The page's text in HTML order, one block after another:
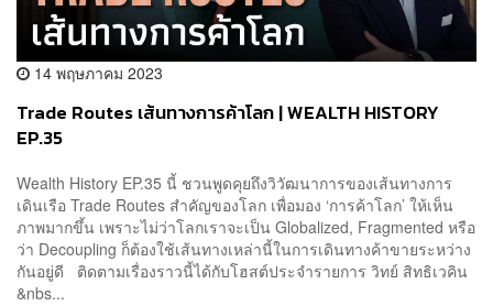
14 พฤษภาคม 2023
Trade Routes เส้นทางการค้าโลก | WEALTH HISTORY
EP.35
Wealth History EP.35 นี้ ชวนพูดคุยถึงวิวัฒนาการของเส้นทางการ
เดินเรือ Trade Routes สำคัญของโลก เพื่อมอง ‘การค้าโลก’ ให้เห็น
ภาพมากขึ้น เพราะไม่ว่าโลกเราจะเป็น Globalized, Fragmented หรือ
ว่า Decoupling ก็ต้องใช้เส้นทางเหล่านี้ในการเดินทางค้าขายระหว่าง
กันอยู่ดี ติดตามเรื่องราวนี้ได้กับโฮสต์ประจำรายการ วิทย์ สิทธิเวคิน
&nbs...